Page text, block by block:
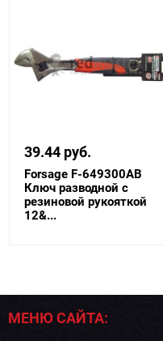
39.44 руб.
Forsage F-649300AB
Ключ разводной с
резиновой рукояткой
12&...
МЕНЮ САЙТА: